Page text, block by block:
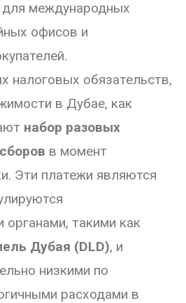
международных
офисов и
налоговых обязательств,
в Дубае, как
набор разовых
в момент
Эти платежи являются
органами, такими как
Дубая (DLD), и
низкими по
расходами в